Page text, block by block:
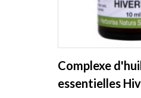
Complexe
essentielles